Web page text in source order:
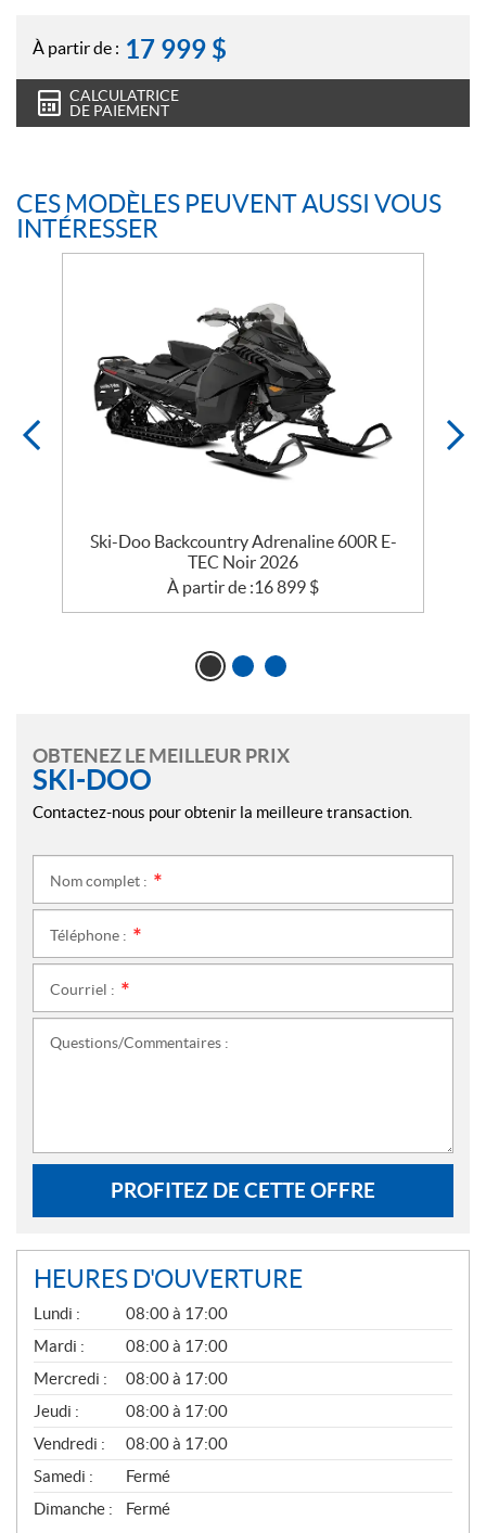
À partir de : 17 999 $
CALCULATRICE
DE PAIEMENT
CES MODÈLES PEUVENT AUSSI VOUS
INTÉRESSER
Ski-Doo Backcountry Adrenaline 600R E-
TEC Noir 2026
À partir de :16 899 $
OBTENEZ LE MEILLEUR PRIX
SKI-DOO
Contactez-nous pour obtenir la meilleure transaction.
Nom complet :
Téléphone :
Courriel :
Questions/Commentaires :
PROFITEZ DE CETTE OFFRE
HEURES D'OUVERTURE
G
É
N
É
R
A
L
Lundi :
08:00 à 17:00
Mardi :
08:00 à 17:00
Mercredi :
08:00 à 17:00
Jeudi :
08:00 à 17:00
Vendredi :
08:00 à 17:00
Samedi :
Fermé
Dimanche :
Fermé